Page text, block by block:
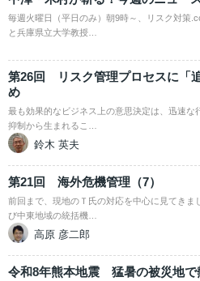
毎週火曜日（平日のみ）朝9時～、リスク対策
と兵庫県立大学教授…
第26回 リスク管理プロセスに「
め
最も効果的なビジネス上の意思決定は、迅速な
抑制から生まれるこ…
鈴木 英夫
第21回 海外危機管理（7）
前回まで、現地のＴ氏の対応を中心に見てきま
び中東地域の統括機…
高原 彦二郎
令和8年熊本地震 猛暑の被災地で